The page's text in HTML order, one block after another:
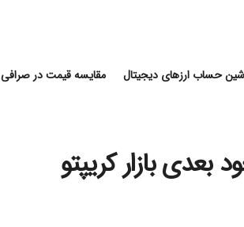
حساب ارزهای دیجیتال مقایسه قیمت در صرافی
بازار کریپتو